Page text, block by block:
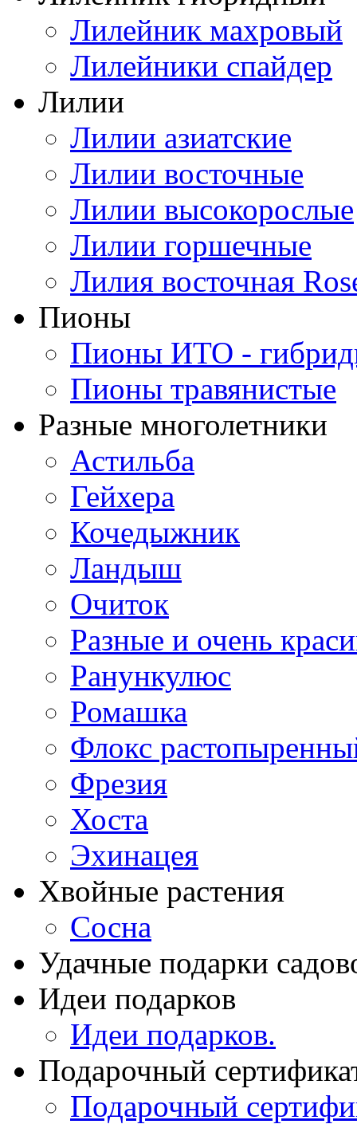
Лилейник махровый
Лилейники спайдер
Лилии
Лилии азиатские
Лилии восточные
Лилии высокорослые
Лилии горшечные
Лилия восточная
Пионы
Пионы ИТО -
Пионы травянистые
Разные многолетники
Астильба
Гейхера
Кочедыжник
Ландыш
Очиток
Разные и очень
Ранункулюс
Ромашка
Флокс
Фрезия
Хоста
Эхинацея
Хвойные растения
Сосна
Удачные подарки
Идеи подарков
Идеи подарков.
Подарочный
Подарочный